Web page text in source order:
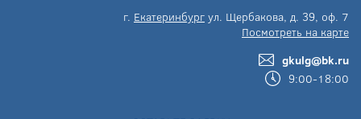
г. Екатеринбург ул. Щербакова, д. 39, оф. 7
Посмотреть на карте
gkulg@bk.ru
9:00-18:00